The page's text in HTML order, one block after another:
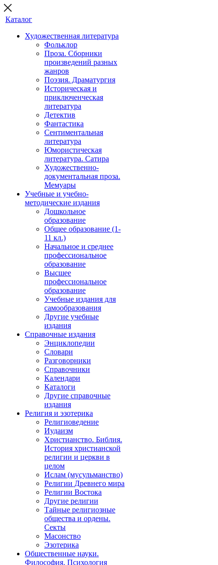
Каталог
Художественная литература
Фольклор
Проза. Сборники
произведений разных
жанров
Поэзия. Драматургия
Историческая и
приключенческая
литература
Детектив
Фантастика
Сентиментальная
литература
Юмористическая
литература. Сатира
Художественно-
документальная проза.
Мемуары
Учебные и учебно-
методические издания
Дошкольное
образование
Общее образование (1-
11 кл.)
Начальное и среднее
профессиональное
образование
Высшее
профессиональное
образование
Учебные издания для
самообразования
Другие учебные
издания
Справочные издания
Энциклопедии
Словари
Разговорники
Справочники
Календари
Каталоги
Другие справочные
издания
Религия и эзотерика
Религиоведение
Иудаизм
Христианство. Библия.
История христианской
религии и церкви в
целом
Ислам (мусульманство)
Религии Древнего мира
Религии Востока
Другие религии
Тайные религиозные
общества и ордены.
Секты
Масонство
Эзотерика
Общественные науки.
Философия. Психология